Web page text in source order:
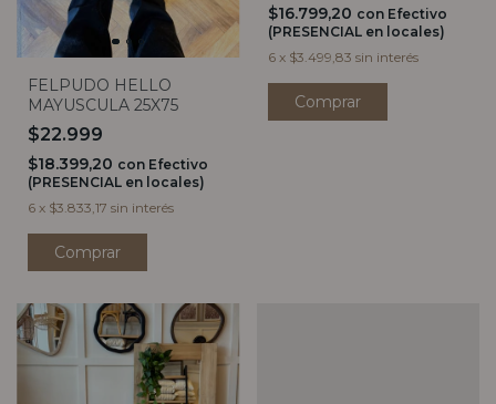
FELPUDO HELLO
MAYUSCULA 25X75
$22.999
$18.399,20 con Efectivo
(PRESENCIAL en locales)
6 x $3.833,17 sin interés
$16.799,20 con Efectivo
(PRESENCIAL en locales)
6 x $3.499,83 sin interés